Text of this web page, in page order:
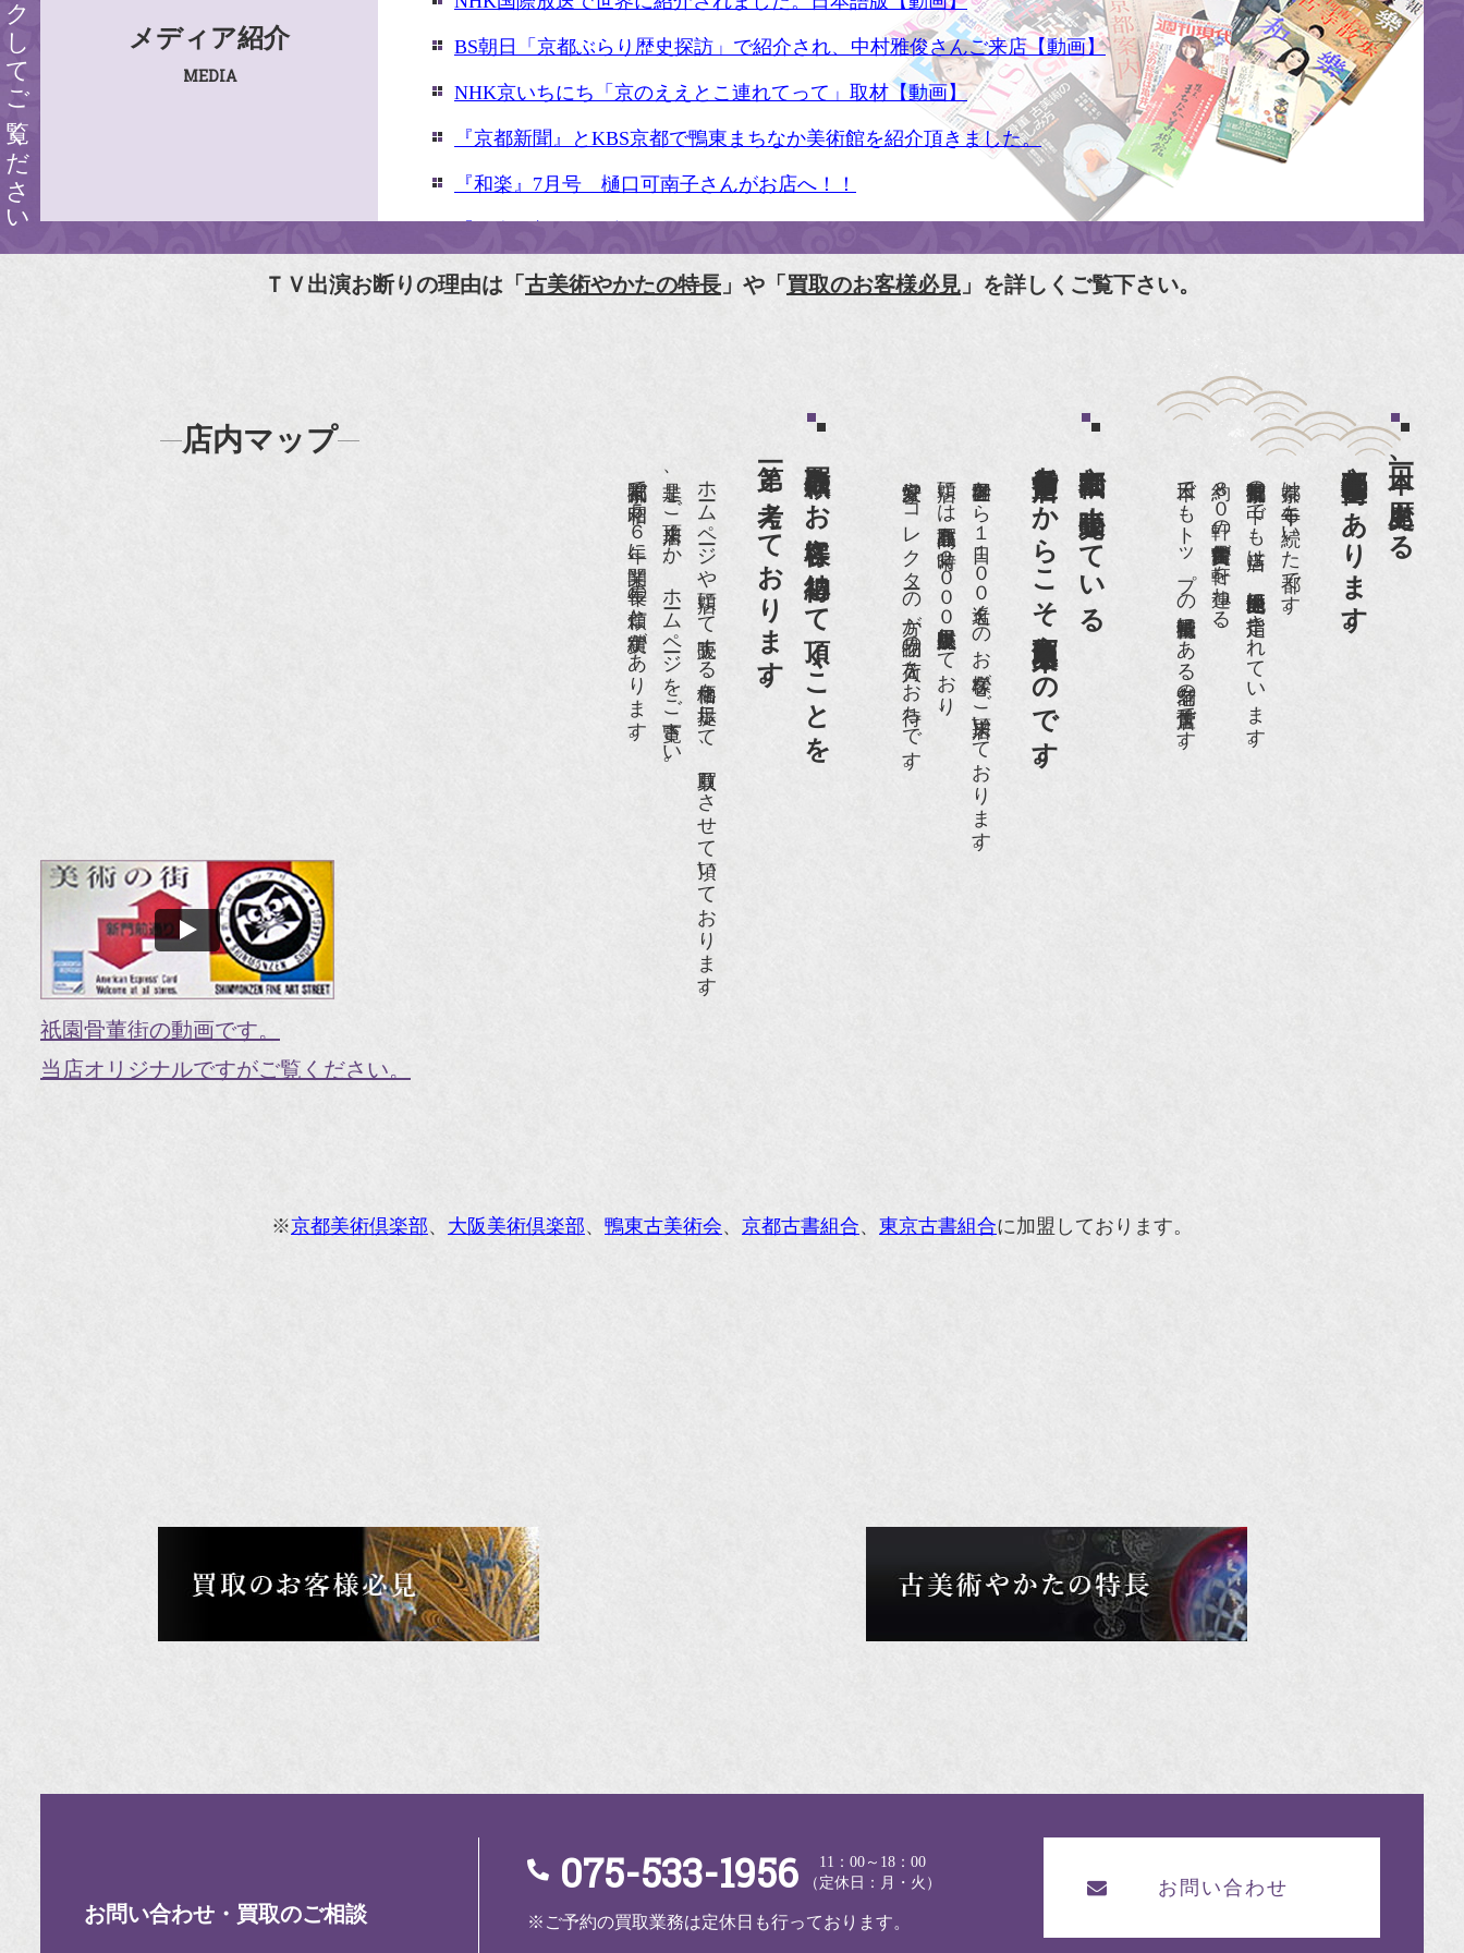
メディア紹介
MEDIA
BS朝日「京都ぶらり歴史探訪」で紹介され、中村雅俊さんご来店【動画】
NHK京いちにち「京のええとこ連れてって」取材【動画】
『京都新聞』とKBS京都で鴨東まちなか美術館を紹介頂きました。
『和楽』7月号 樋口可南子さんがお店へ！！
『樋口可南子の古寺散歩』（5月17日発行）
『FIGARO japon』12月号
『mr partner』2011年2月号
2009年11月 『週刊現代』2009年11月28日号
『Hanako WEST』4月号
『骨董古美術の愉しみ方』（4月16日発行）
『ORANGE travel』2006年 SUMMER
国際交流サービス協会に2017年6月７日紹介頂きました。
『花時間』7月号
ＴＶ出演お断りの理由は「 古美術やかたの特長 」や「 買取のお客様必見 」を詳しくご覧下さい。
店内マップ
祇園骨董街の動画です。
当店オリジナルですがご覧ください。
日本一、歴史ある
京都祇園骨董街にあります。
京都は千年も続いた都です。
京都祇園骨董街の中でも当店は、歴史的保全地区に指定されています。
約８０軒の古美術骨董商が軒を連ねる、
日本でもトップの祇園骨董街にある老舗の骨董店です。
京都祇園で小売販売している
老舗骨董店だからこそ高価買取出来るのです。
世界各国から１日１００名近くのお客様がご来店頂いております。
店頭には買取商品を常時２０００点以上展示販売しており、
愛好家やコレクターの方が品物の入荷をお待ちです。
買取依頼のお客様に納得して頂くことを
第一と考えております。
ホームページや店頭にて販売する価格を提示して、買取りさせて頂いております。
是非、ご来店頂くか、ホームページをご覧下さい。
京都祇園で昭和５６年に開業、長年の信頼と実績があります。
※京都美術倶楽部、 大阪美術倶楽部、 鴨東古美術会、 京都古書組合、 東京古書組合に加盟しております。
お問い合わせ・買取のご相談
075-533-1956
11：00～18：00
（定休日：月・火）
※ご予約の買取業務は定休日も行っております。
お問い合わせ